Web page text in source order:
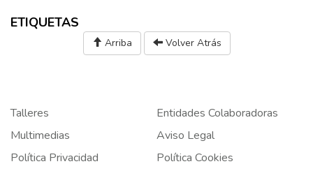
ETIQUETAS
Arriba Volver Atrás
Talleres
Entidades Colaboradoras
Multimedias
Aviso Legal
Política Privacidad
Política Cookies